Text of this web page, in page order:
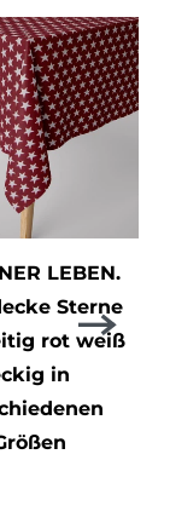
LEBEN.
Sterne
rot weiß
in